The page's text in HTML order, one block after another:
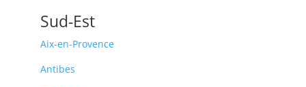
Sud-Est
Aix-en-Provence
Antibes